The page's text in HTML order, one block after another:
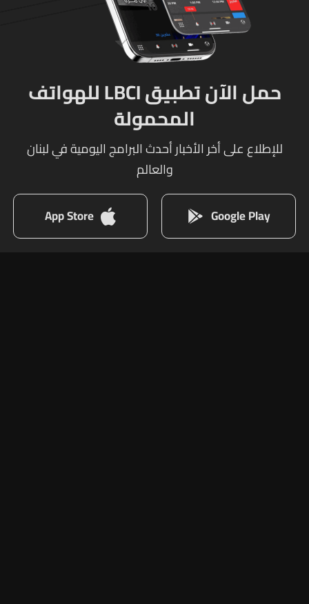
حمل الآن تطبيق LBCI للهواتف
المحمولة
للإطلاع على أخر الأخبار أحدث البرامج اليومية في لبنان
والعالم
Google Play
App Store